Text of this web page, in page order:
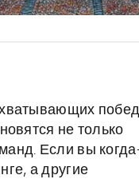
не только
Если вы
а другие